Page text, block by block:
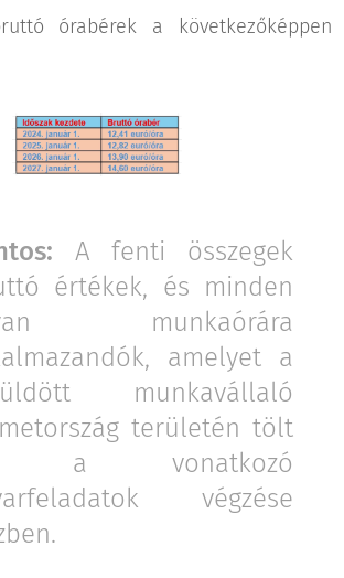
órabérek a következőképpen
A fenti összegek
értékek, és minden
munkaórára
amelyet a
munkavállaló
területén tölt
a vonatkozó
végzése